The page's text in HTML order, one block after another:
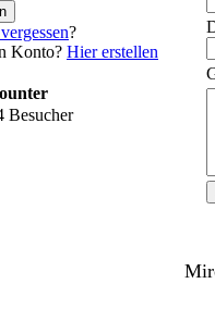
?
Konto? Hier erstellen
Besucher